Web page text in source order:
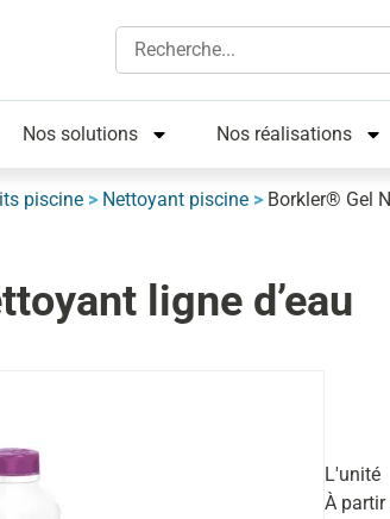
Nos solutions Nos réalisations
piscine > Nettoyant piscine > Borkler® Gel
ligne d’eau
L'unité
À partir